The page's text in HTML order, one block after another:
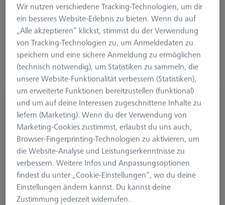
Raster AF25
16,00 €
zzgl. USt.
Verfügbar
Rändelschraube - M4, Ø16x19,5
000000-0741-449
Wir nutzen verschiedene Tracking-Technologien, um dir
ein besseres Website-Erlebnis zu bieten. Wenn du auf
„Alle akzeptieren“ klickst, stimmst du der Verwendung
von Tracking-Technologien zu, um Anmeldedaten zu
speichern und eine sichere Anmeldung zu ermöglichen
(technisch notwendig), um Statistiken zu sammeln, die
unsere Website-Funktionalität verbessern (Statistiken),
um erweiterte Funktionen bereitzustellen (funktional)
und um auf deine Interessen zugeschnittene Inhalte zu
liefern (Marketing). Wenn du der Verwendung von
Marketing-Cookies zustimmst, erlaubst du uns auch,
Browser-Fingerprinting-Technologien zu aktivieren, um
die Website-Analyse und Leistungserkenntnisse zu
verbessern. Weitere Infos und Anpassungsoptionen
findest du unter „Cookie-Einstellungen“, wo du deine
Einstellungen ändern kannst. Du kannst deine
Zustimmung jederzeit widerrufen.